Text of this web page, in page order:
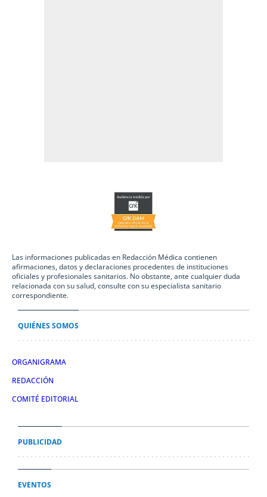
Las informaciones publicadas en Redacción Médica contienen
afirmaciones, datos y declaraciones procedentes de instituciones
oficiales y profesionales sanitarios. No obstante, ante cualquier duda
relacionada con su salud, consulte con su especialista sanitario
correspondiente.
QUIÉNES SOMOS
ORGANIGRAMA
REDACCIÓN
COMITÉ EDITORIAL
PUBLICIDAD
EVENTOS